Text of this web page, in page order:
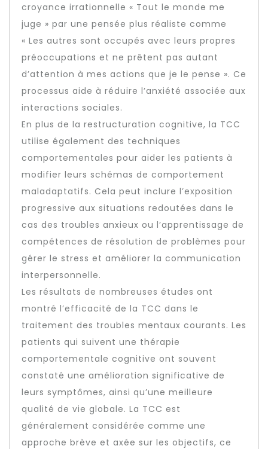
croyance irrationnelle « Tout le monde me
juge » par une pensée plus réaliste comme
« Les autres sont occupés avec leurs propres
préoccupations et ne prêtent pas autant
d’attention à mes actions que je le pense ». Ce
processus aide à réduire l’anxiété associée aux
interactions sociales.
En plus de la restructuration cognitive, la TCC
utilise également des techniques
comportementales pour aider les patients à
modifier leurs schémas de comportement
maladaptatifs. Cela peut inclure l’exposition
progressive aux situations redoutées dans le
cas des troubles anxieux ou l’apprentissage de
compétences de résolution de problèmes pour
gérer le stress et améliorer la communication
interpersonnelle.
Les résultats de nombreuses études ont
montré l’efficacité de la TCC dans le
traitement des troubles mentaux courants. Les
patients qui suivent une thérapie
comportementale cognitive ont souvent
constaté une amélioration significative de
leurs symptômes, ainsi qu’une meilleure
qualité de vie globale. La TCC est
généralement considérée comme une
approche brève et axée sur les objectifs, ce